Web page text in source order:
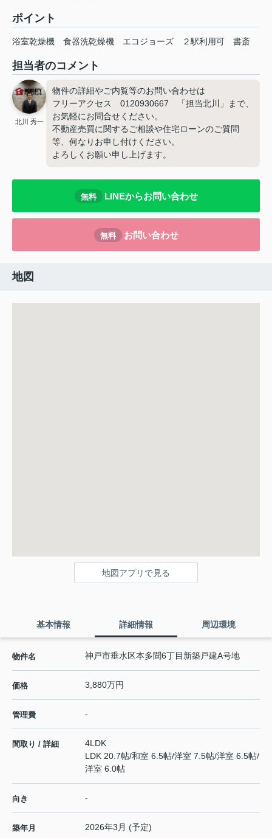
ポイント
浴室乾燥機 食器洗乾燥機 エコジョーズ ２駅利用可 書斎
担当者のコメント
北川 秀一
物件の詳細やご内覧等のお問い合わせは
フリーアクセス 0120930667 「担当北川」まで、
お気軽にお問合せください。
不動産売買に関するご相談や住宅ローンのご質問
等、何なりお申し付けください。
よろしくお願い申し上げます。
無料 LINEからお問い合わせ
無料 お問い合わせ
地図
地図アプリで見る
基本情報 詳細情報 周辺環境
物件名 神戸市垂水区本多聞6丁目新築戸建A号地
価格 3,880万円
管理費 -
間取り / 詳細
4LDK
LDK 20.7帖/和室 6.5帖/洋室 7.5帖/洋室 6.5帖/
洋室 6.0帖
向き -
築年月 2026年3月 (予定)